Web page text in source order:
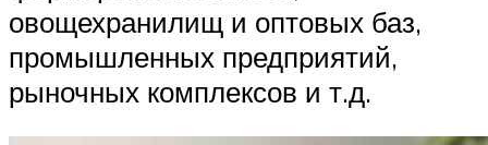
овощехранилищ и оптовых баз,
промышленных предприятий,
рыночных комплексов и т.д.